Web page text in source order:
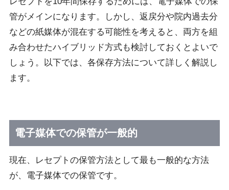
管がメインになります。しかし、返戻分や院内過去分
などの紙媒体が混在する可能性を考えると、両方を組
み合わせたハイブリッド方式も検討しておくとよいで
しょう。以下では、各保存方法について詳しく解説し
ます。
電子媒体での保管が一般的
現在、レセプトの保管方法として最も一般的な方法
が、電子媒体での保管です。